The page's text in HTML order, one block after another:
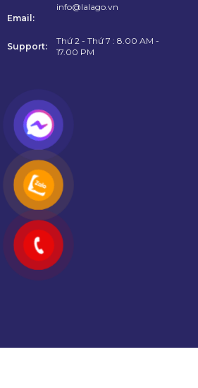
Email:
info@lalago.vn
Support:
Thứ 2 - Thứ 7 : 8.00 AM -
17.00 PM